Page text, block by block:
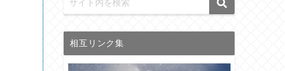
相互リンク集